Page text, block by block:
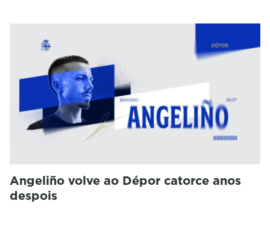
Angeliño volve ao Dépor catorce anos
despois